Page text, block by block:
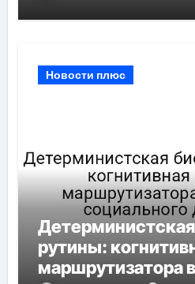
Новости плюс
рутины:
маршрутизатора